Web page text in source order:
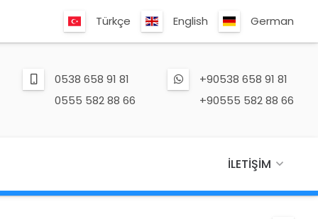
Türkçe English German
0538 658 91 81
0555 582 88 66
+90538 658 91 81
+90555 582 88 66
İLETIŞIM